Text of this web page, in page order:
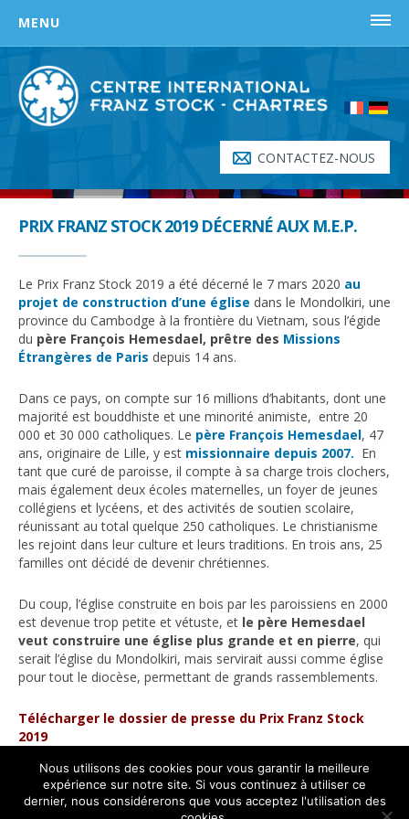
content
MENU
ACCUEIL
LE PRIX FRANZ STOCK
Qui reçoit le prix Franz Stock ?
Lauréats
L’ABBÉ FRANZ STOCK
Histoire de Franz Stock – L’Archange en Enfer
Biographie de Franz Stock (1904 – 1948)
La tombe de Franz Stock au cimetière parisien de Thiais
LE CENTRE FRANZ STOCK
Le fonds de dotation C.I.F.S. Objet
Fondateurs
Statuts
Photos
Les réalisations
Exposition 2013
Relations internationales
Éditions
CONTACTEZ-NOUS
PRIX FRANZ STOCK 2019 DÉCERNÉ AUX M.E.P.
Le Prix Franz Stock 2019 a été décerné le 7 mars 2020 au
projet de construction d’une église dans le Mondolkiri, une
province du Cambodge à la frontière du Vietnam, sous l’égide
du père François Hemesdael, prêtre des Missions
Étrangères de Paris depuis 14 ans.
Dans ce pays, on compte sur 16 millions d’habitants, dont une
majorité est bouddhiste et une minorité animiste, entre 20
000 et 30 000 catholiques. Le père François Hemesdael, 47
ans, originaire de Lille, y est missionnaire depuis 2007. En
tant que curé de paroisse, il compte à sa charge trois clochers,
mais également deux écoles maternelles, un foyer de jeunes
collégiens et lycéens, et des activités de soutien scolaire,
réunissant au total quelque 250 catholiques. Le christianisme
les rejoint dans leur culture et leurs traditions. En trois ans, 25
familles ont décidé de devenir chrétiennes.
Du coup, l’église construite en bois par les paroissiens en 2000
est devenue trop petite et vétuste, et le père Hemesdael
veut construire une église plus grande et en pierre, qui
serait l’église du Mondolkiri, mais servirait aussi comme église
pour tout le diocèse, permettant de grands rassemblements.
Télécharger le dossier de presse du Prix Franz Stock
2019
Nous utilisons des cookies pour vous garantir la meilleure
expérience sur notre site. Si vous continuez à utiliser ce
dernier, nous considérerons que vous acceptez l'utilisation des